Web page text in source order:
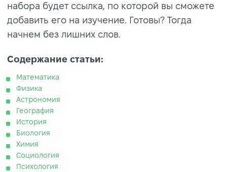
набора будет ссылка, по которой вы сможете
добавить его на изучение. Готовы? Тогда
начнем без лишних слов.
Содержание статьи:
Математика
Физика
Астрономия
География
История
Биология
Химия
Социология
Психология